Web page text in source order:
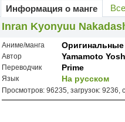
Информация о манге
Inran Kyonyuu
Аниме/манга
Автор Yamamoto
Переводчик Prime
Язык На русском
Просмотров: 96235, загрузок: 9236,